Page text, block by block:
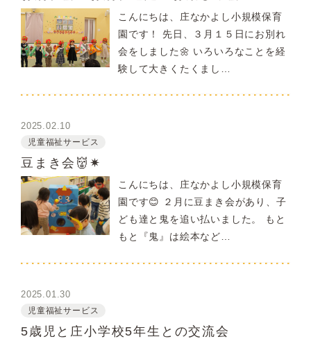
こんにちは、庄なかよし小規模保育
園です！ 先日、３月１５日にお別れ
会をしました🌼 いろいろなことを経
験して大きくたくまし…
2025.02.10
児童福祉サービス
豆まき会👹✷
こんにちは、庄なかよし小規模保育
園です😊 ２月に豆まき会があり、子
ども達と鬼を追い払いました。 もと
もと『鬼』は絵本など…
2025.01.30
児童福祉サービス
5歳児と庄小学校5年生との交流会